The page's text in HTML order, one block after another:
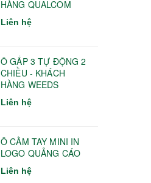
HÀNG QUALCOM
Liên hệ
Ô GẤP 3 TỰ ĐỘNG 2
CHIỀU - KHÁCH
HÀNG WEEDS
Liên hệ
Ô CẦM TAY MINI IN
LOGO QUẢNG CÁO
Liên hệ